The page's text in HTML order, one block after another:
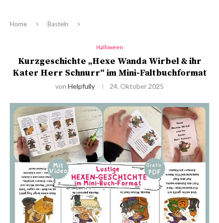
Home Basteln
Halloween
Kurzgeschichte „Hexe Wanda Wirbel & ihr
Kater Herr Schnurr“ im Mini-Faltbuchformat
von Helpfully 24. Oktober 2025